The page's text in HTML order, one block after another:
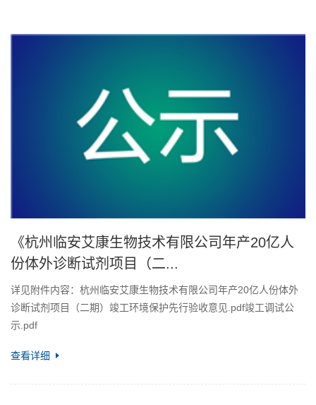
《杭州临安艾康生物技术有限公司年产20亿人
份体外诊断试剂项目（二...
详见附件内容：杭州临安艾康生物技术有限公司年产20亿人份体外
诊断试剂项目（二期）竣工环境保护先行验收意见.pdf竣工调试公
示.pdf
查看详细